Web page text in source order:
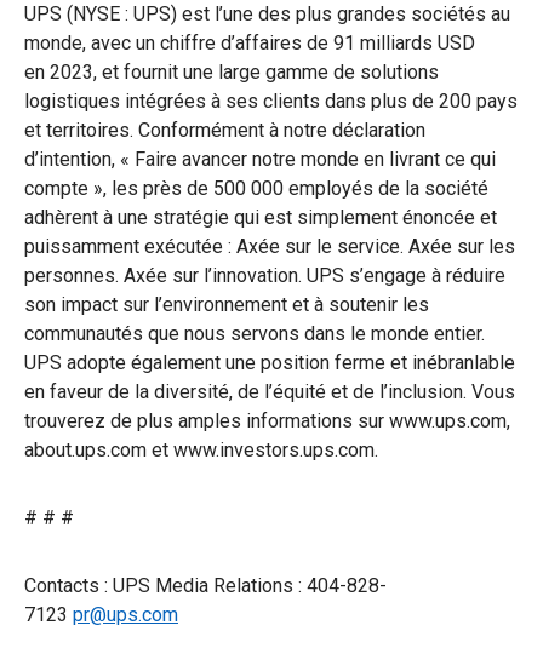
UPS (NYSE : UPS) est l’une des plus grandes sociétés au
monde, avec un chiffre d’affaires de 91 milliards USD
en 2023, et fournit une large gamme de solutions
logistiques intégrées à ses clients dans plus de 200 pays
et territoires. Conformément à notre déclaration
d’intention, « Faire avancer notre monde en livrant ce qui
compte », les près de 500 000 employés de la société
adhèrent à une stratégie qui est simplement énoncée et
puissamment exécutée : Axée sur le service. Axée sur les
personnes. Axée sur l’innovation. UPS s’engage à réduire
son impact sur l’environnement et à soutenir les
communautés que nous servons dans le monde entier.
UPS adopte également une position ferme et inébranlable
en faveur de la diversité, de l’équité et de l’inclusion. Vous
trouverez de plus amples informations sur www.ups.com,
about.ups.com et www.investors.ups.com.
# # #
Contacts : UPS Media Relations : 404-828-
7123 pr@ups.com